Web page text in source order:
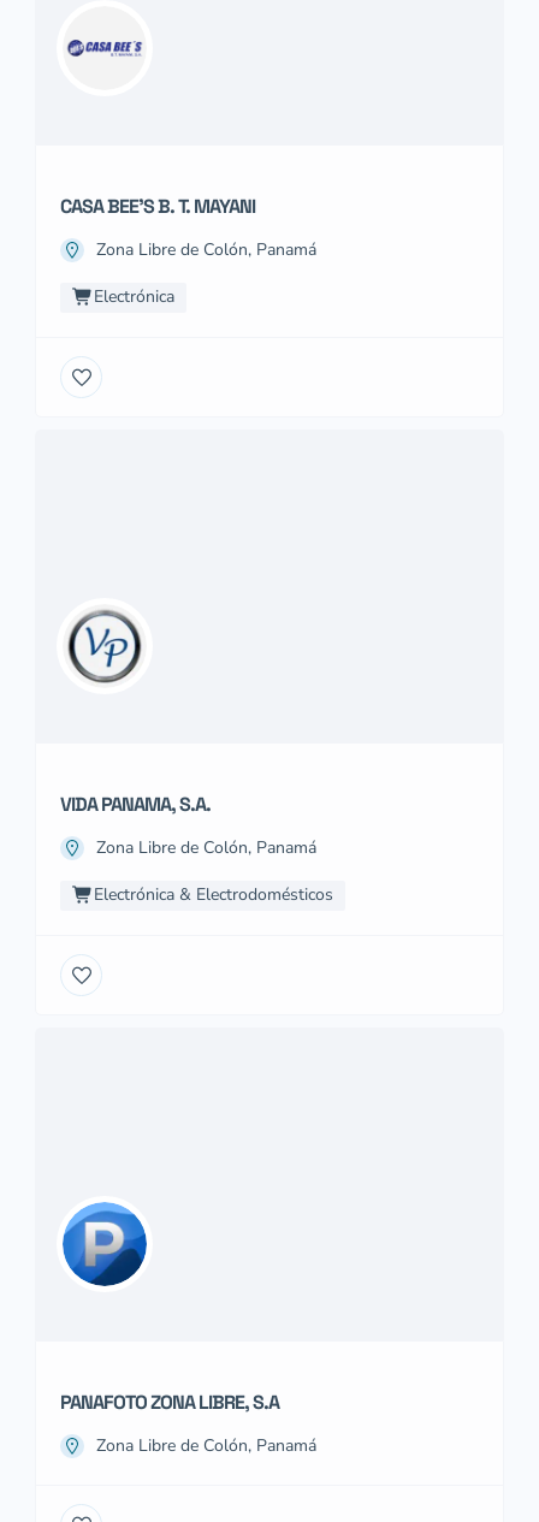
CASA BEE’S B. T. MAYANI
Zona Libre de Colón, Panamá
Electrónica
VIDA PANAMA, S.A.
Zona Libre de Colón, Panamá
Electrónica & Electrodomésticos
PANAFOTO ZONA LIBRE, S.A
Zona Libre de Colón, Panamá